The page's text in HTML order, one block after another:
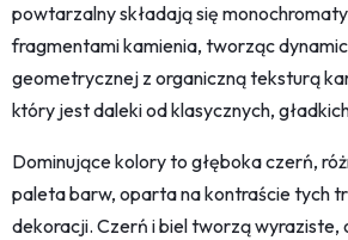
powtarzalny składają się
fragmentami kamienia, tworząc
geometrycznej z organiczną teksturą
który jest daleki od klasycznych,
Dominujące kolory to głęboka czerń,
paleta barw, oparta na kontraście tych
dekoracji. Czerń i biel tworzą wyraziste,